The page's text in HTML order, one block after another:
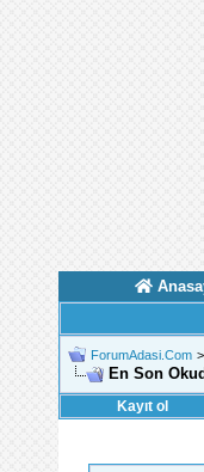
ForumAdasi.Com >
En Son
Kayıt ol